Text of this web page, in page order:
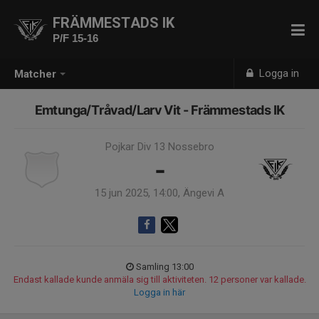
Matcher Logga in
FRÄMMESTADS IK
P/F 15-16
Emtunga/Tråvad/Larv Vit - Främmestads IK
Pojkar Div 13 Nossebro
-
15 jun 2025, 14:00, Ängevi A
Samling 13:00
Endast kallade kunde anmäla sig till aktiviteten. 12 personer var kallade.
Logga in här